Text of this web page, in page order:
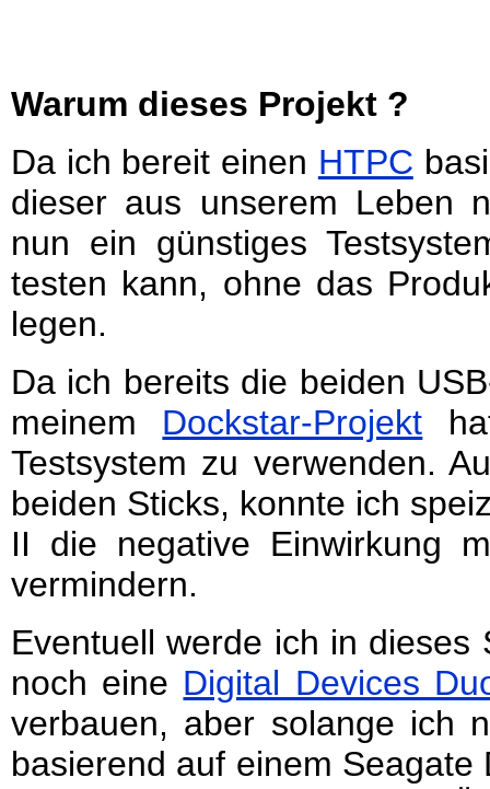
Warum dieses Projekt ?
Da ich bereit einen HTPC
dieser aus unserem Leben
nun ein günstiges
testen kann, ohne das
legen.
Da ich bereits die beiden
meinem Dockstar-Projekt
Testsystem zu verwenden.
beiden Sticks, konnte ich
II die negative Einwirkung
vermindern.
Eventuell werde ich in
noch eine Digital Devices
verbauen, aber solange ich
basierend auf einem